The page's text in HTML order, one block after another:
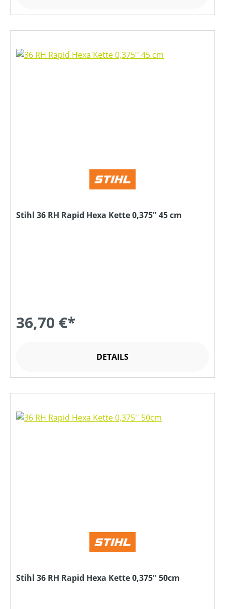
Stihl 36 RH Rapid Hexa Kette 0,375'' 45 cm
36,70 €*
DETAILS
Stihl 36 RH Rapid Hexa Kette 0,375'' 50cm